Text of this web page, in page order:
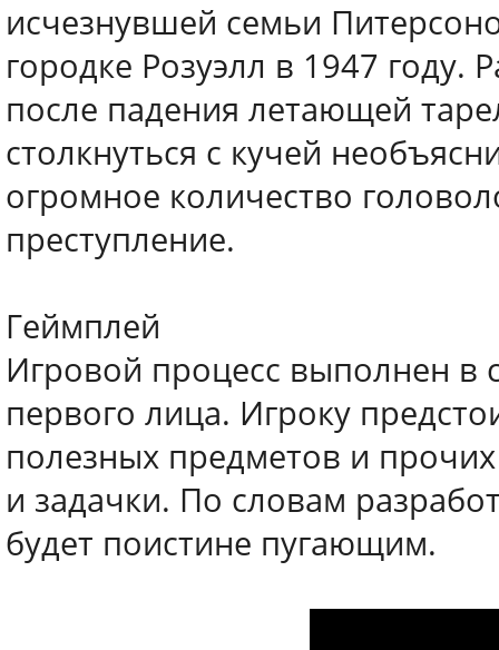
исчезнувшей семьи
городке Розуэлл в 1947 году.
после падения летающей
столкнуться с кучей
огромное количество
преступление.
Геймплей
Игровой процесс выполнен в
первого лица. Игроку
полезных предметов и
и задачки. По словам
будет поистине пугающим.